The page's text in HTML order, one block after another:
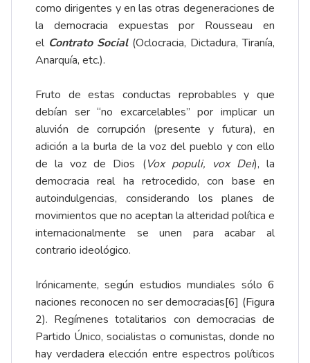
como dirigentes y en las otras degeneraciones de
la democracia expuestas por Rousseau en
el Contrato Social(Oclocracia, Dictadura, Tiranía,
Anarquía, etc.).
Fruto de estas conductas reprobables y que
debían ser “no excarcelables” por implicar un
aluvión de corrupción (presente y futura), en
adición a la burla de la voz del pueblo y con ello
de la voz de Dios (Vox populi, vox Dei), la
democracia real ha retrocedido, con base en
autoindulgencias, considerando los planes de
movimientos que no aceptan la alteridad política e
internacionalmente se unen para acabar al
contrario ideológico.
Irónicamente, según estudios mundiales sólo 6
naciones reconocen no ser democracias[6] (Figura
2). Regímenes totalitarios con democracias de
Partido Único, socialistas o comunistas, donde no
hay verdadera elección entre espectros políticos